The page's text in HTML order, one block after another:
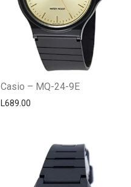
Casio – MQ-24-9E
L689.00